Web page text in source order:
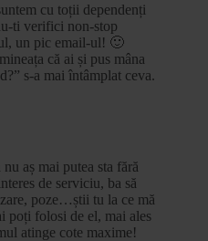
cu toții dependenți
ti verifici non-stop
un pic email-ul! 🙂
că ai și pus mâna
s-a mai întâmplat ceva.
aș mai putea sta fără
de serviciu, ba să
poze…știi tu la ce mă
poți folosi de el, mai ales
atinge cote maxime!